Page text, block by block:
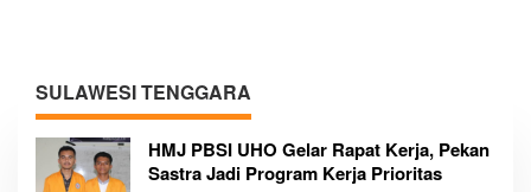
SULAWESI TENGGARA
HMJ PBSI UHO Gelar Rapat Kerja, Pekan
Sastra Jadi Program Kerja Prioritas